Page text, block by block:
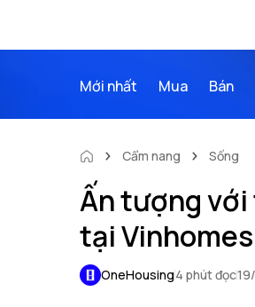
Mới nhất Mua Bán
Cẩm nang Sống
Ấn tượng với
tại
OneHousing4 phút đọc